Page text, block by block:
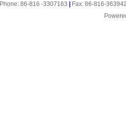
Phone: 86-816 -3307163
Fax: 86-816-